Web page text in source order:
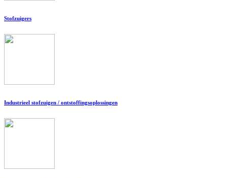
Stofzuigers
Industrieel stofzuigen / ontstoffingsoplossingen